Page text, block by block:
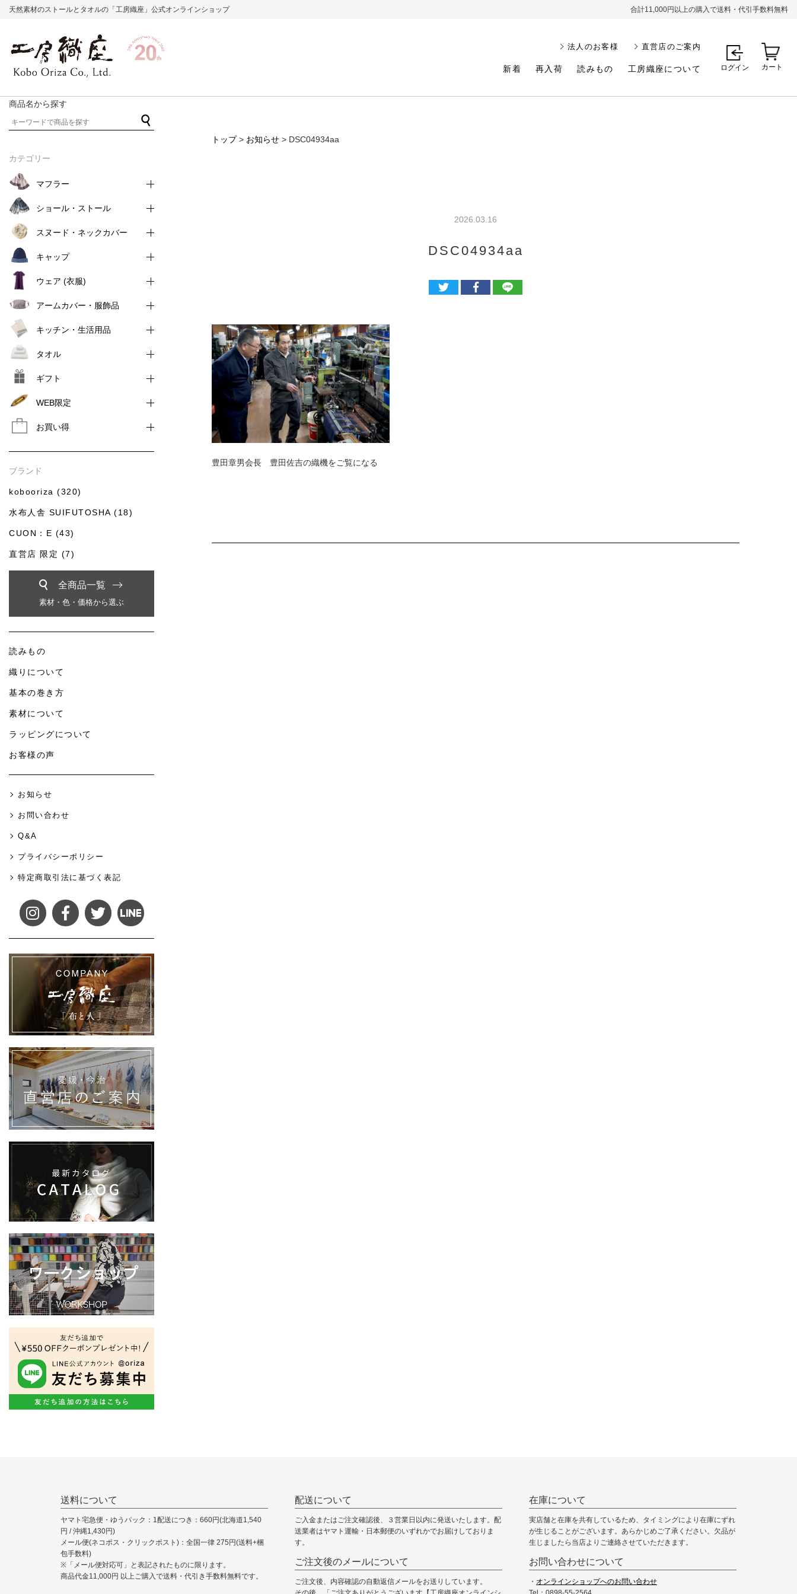
天然素材のストールとタオルの「工房織座」公式オンラインショップ 合計11,000円以上の購入で送料・代引手数料無料
新着 再入荷 読みもの 工房織座について
法人のお客様 直営店のご案内
ログイン カート
トップ> お知らせ > DSC04934aa
2026.03.16
DSC04934aa
豊田章男会長 豊田佐吉の織機をご覧になる
商品名から探す
カテゴリー
マフラー
ショール・ストール
スヌード・ネックカバー
キャップ
ウェア (衣服)
アームカバー・服飾品
キッチン・生活用品
タオル
ギフト
WEB限定
お買い得
ブランド
kobooriza (320)
水布人舎 SUIFUTOSHA (18)
CUON：E (43)
直営店 限定 (7)
全商品一覧
素材・色・価格から選ぶ
読みもの
織りについて
基本の巻き方
素材について
ラッピングについて
お客様の声
お知らせ
お問い合わせ
Q&A
プライバシーポリシー
特定商取引法に基づく表記
送料について
ヤマト宅急便・ゆうパック：1配送につき：660円(北海道1,540
円 / 沖縄1,430円)
メール便(ネコポス・クリックポスト)：全国一律 275円(送料+梱
包手数料)
※「メール便対応可」と表記されたものに限ります。
商品代金11,000円 以上ご購入で送料・代引き手数料無料です。
配送について
ご入金またはご注文確認後、３営業日以内に発送いたします。配
送業者はヤマト運輸・日本郵便のいずれかでお届けしておりま
す。
ご注文後のメールについて
ご注文後、内容確認の自動返信メールをお送りしています。
在庫について
実店舗と在庫を共有しているため、タイミングにより在庫にずれ
が生じることがございます。あらかじめご了承ください。欠品が
生じましたら当店よりご連絡させていただきます。
お問い合わせについて
・ オンラインショップへのお問い合わせ